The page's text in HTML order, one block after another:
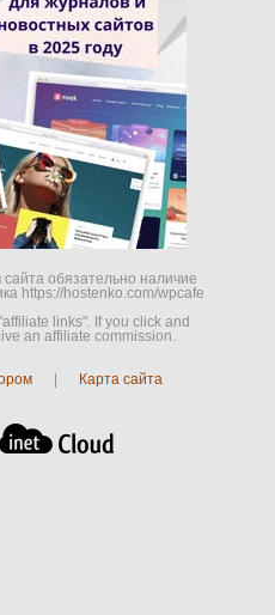
обязательно наличие
https://hostenko.com/wpcafe
links". If you click and
an affiliate commission.
Карта сайта